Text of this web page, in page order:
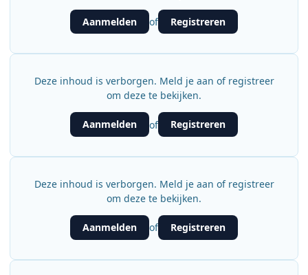
Aanmelden of Registreren
Deze inhoud is verborgen. Meld je aan of registreer
om deze te bekijken.
Aanmelden of Registreren
Deze inhoud is verborgen. Meld je aan of registreer
om deze te bekijken.
Aanmelden of Registreren